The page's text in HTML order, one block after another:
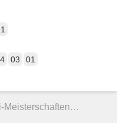
03
01
Meisterschaften…